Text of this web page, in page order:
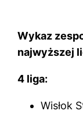
Wykaz
najwyższej
4 liga:
Wisłok